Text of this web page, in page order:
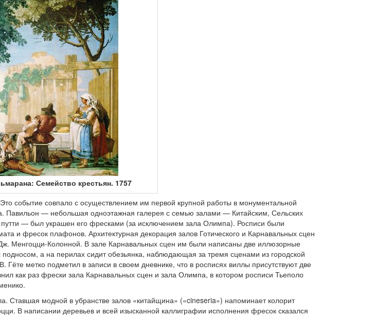
Семейство крестьян. 1757
событие совпало с осуществлением им первой крупной работы в монументальной
— небольшая одноэтажная галерея с семью залами — Китайским, Сельских
— был украшен его фресками (за исключением зала Олимпа). Росписи были
и фресок плафонов. Архитектурная декорация залов Готического и Карнавальных сцен
Менгоцци-Колонной. В зале Карнавальных сцен им были написаны две иллюзорные
а на перилах сидит обезьянка, наблюдающая за тремя сценами из городской
метко подметил в записи в своем дневнике, что в росписях виллы присутствуют две
как раз фрески зала Карнавальных сцен и зала Олимпа, в котором росписи Тьеполо
Ставшая модной в убранстве залов «китайщина» («cineseria») напоминает колорит
В написании деревьев и всей изысканной каллиграфии исполнения фресок сказался